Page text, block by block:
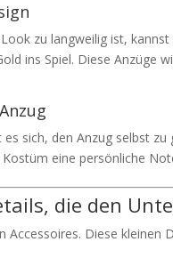
zu langweilig ist,
ins Spiel. Diese Anzüge
sich, den Anzug selbst
eine persönliche
die den
Accessoires. Diese